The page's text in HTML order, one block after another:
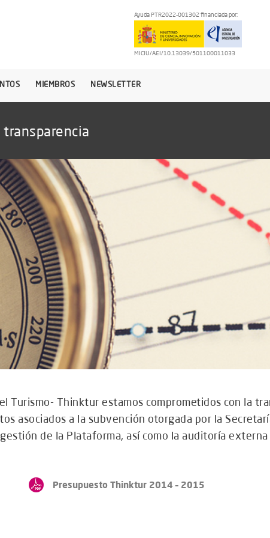
Ayuda PTR2022-001302 financiada por:
MICIU/AEI/10.13039/501100011033
MIEMBROS NEWSLETTER
Turismo- Thinktur estamos comprometidos con la
asociados a la subvención otorgada por la
de la Plataforma, así como la auditoría
Presupuesto Thinktur 2014 – 2015